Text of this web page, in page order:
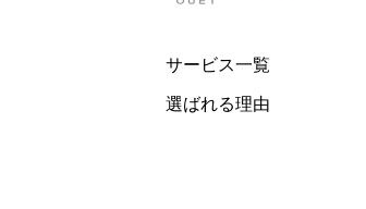
サービス一覧
選ばれる理由